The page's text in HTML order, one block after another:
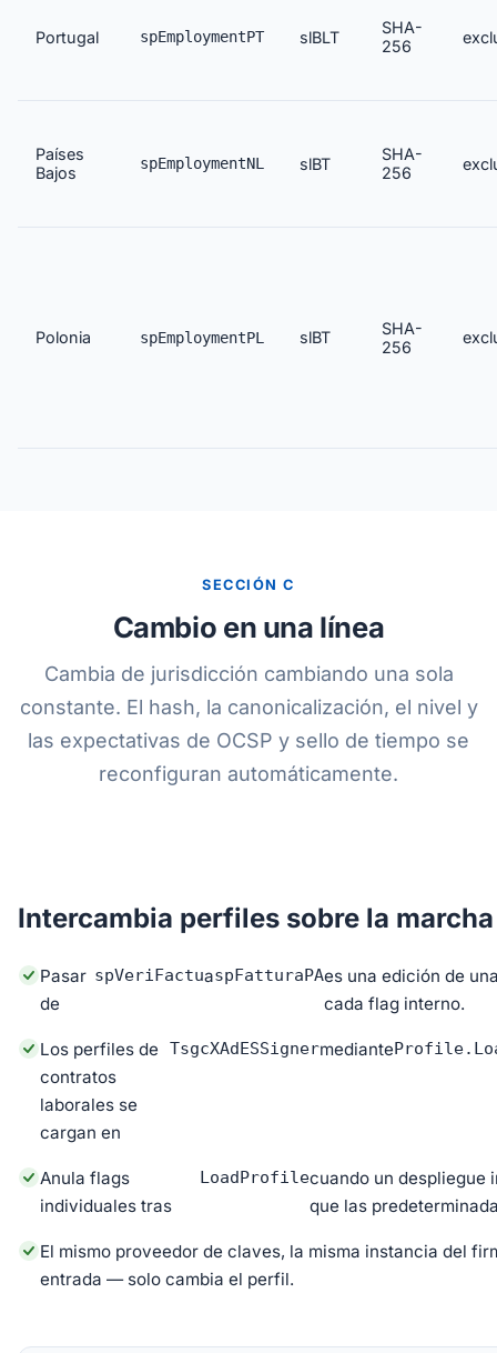
Portugal spEmploymentPT slBLT
SHA-
256
Países
Bajos
spEmploymentNL slBT
SHA-
256
Polonia spEmploymentPL slBT
SHA-
256
SECCIÓN C
Cambio en una línea
Cambia de jurisdicción cambiando una sola
constante. El hash, la canonicalización, el nivel y
las expectativas de OCSP y sello de tiempo se
reconfiguran automáticamente.
Intercambia perfiles sobre la marcha
Pasar
de
spVeriFactuaspFatturaPAes una edición de
cada flag interno.
Los perfiles de
contratos
laborales se
cargan en
TsgcXAdESSignermediante
Anula flags
individuales tras
LoadProfilecuando un despliegue
que las
El mismo proveedor de claves, la misma instancia del
entrada — solo cambia el perfil.